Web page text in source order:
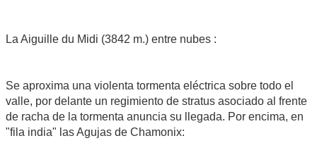
La Aiguille du Midi (3842 m.) entre nubes :
Se aproxima una violenta tormenta eléctrica sobre todo el
valle, por delante un regimiento de stratus asociado al frente
de racha de la tormenta anuncia su llegada. Por encima, en
"fila india" las Agujas de Chamonix: